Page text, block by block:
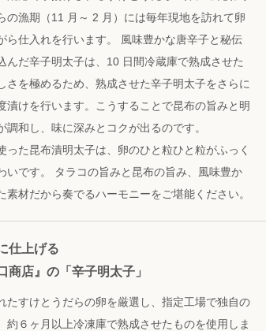
の漁期（11 月～ 2 月）には毎年現地を訪れて卵
ら仕入れを行います。 風味豊かな唐辛子と秘伝
んだ辛子明太子は、10 日間冷蔵庫で熟成させた
さを極めるため、熟成させた辛子明太子をさらに
漬けを行います。こうすることで昆布の旨みと明
調和し、味に深みとコクが出るのです。
った昆布漬明太子は、卵のひと粒ひと粒がふっく
いです。 タラコの旨みと昆布の旨み、風味豊か
素材だから奏でるハーモニーをご堪能ください。
仕上げる
商店』の「辛子明太子」
たすけとうだらの卵を厳選し、指定工場で独自の
約６ヶ月以上冷凍庫で熟成させたものを使用しま